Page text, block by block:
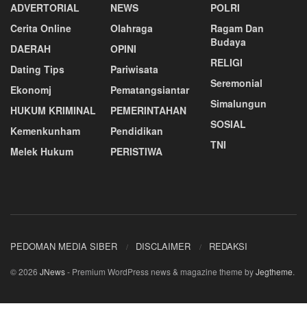
ADVERTORIAL
Cerita Online
DAERAH
Dating Tips
Ekonomj
HUKUM KRIMINAL
Kemenkunham
Melek Hukum
NEWS
Olahraga
OPINI
Pariwisata
Pematangsiantar
PEMERINTAHAN
Pendidikan
PERISTIWA
POLRI
Ragam Dan
Budaya
RELIGI
Seremonial
Simalungun
SOSIAL
TNI
PEDOMAN MEDIA SIBER DISCLAIMER REDAKSI
© 2026 JNews- Premium WordPress news & magazine theme byJegtheme.